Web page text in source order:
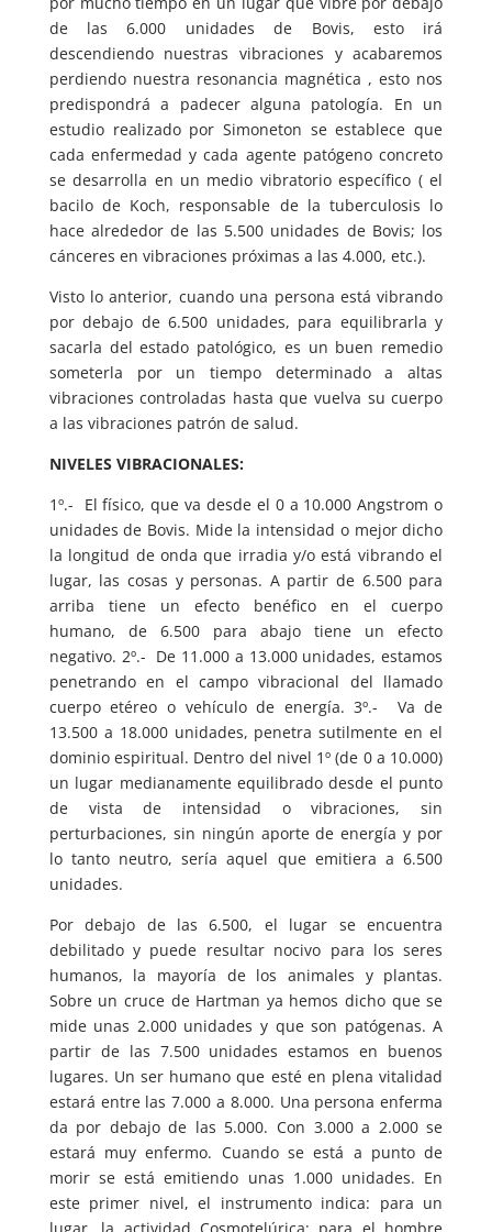
de las 6.000 unidades de Bovis, esto irá
descendiendo nuestras vibraciones y acabaremos
perdiendo nuestra resonancia magnética , esto nos
predispondrá a padecer alguna patología. En un
estudio realizado por Simoneton se establece que
cada enfermedad y cada agente patógeno concreto
se desarrolla en un medio vibratorio específico ( el
bacilo de Koch, responsable de la tuberculosis lo
hace alrededor de las 5.500 unidades de Bovis; los
cánceres en vibraciones próximas a las 4.000, etc.).
Visto lo anterior, cuando una persona está vibrando
por debajo de 6.500 unidades, para equilibrarla y
sacarla del estado patológico, es un buen remedio
someterla por un tiempo determinado a altas
vibraciones controladas hasta que vuelva su cuerpo
a las vibraciones patrón de salud.
NIVELES VIBRACIONALES:
1º.- El físico, que va desde el 0 a 10.000 Angstrom o
unidades de Bovis. Mide la intensidad o mejor dicho
la longitud de onda que irradia y/o está vibrando el
lugar, las cosas y personas. A partir de 6.500 para
arriba tiene un efecto benéfico en el cuerpo
humano, de 6.500 para abajo tiene un efecto
negativo. 2º.- De 11.000 a 13.000 unidades, estamos
penetrando en el campo vibracional del llamado
cuerpo etéreo o vehículo de energía. 3º.- Va de
13.500 a 18.000 unidades, penetra sutilmente en el
dominio espiritual. Dentro del nivel 1º (de 0 a 10.000)
un lugar medianamente equilibrado desde el punto
de vista de intensidad o vibraciones, sin
perturbaciones, sin ningún aporte de energía y por
lo tanto neutro, sería aquel que emitiera a 6.500
unidades.
Por debajo de las 6.500, el lugar se encuentra
debilitado y puede resultar nocivo para los seres
humanos, la mayoría de los animales y plantas.
Sobre un cruce de Hartman ya hemos dicho que se
mide unas 2.000 unidades y que son patógenas. A
partir de las 7.500 unidades estamos en buenos
lugares. Un ser humano que esté en plena vitalidad
estará entre las 7.000 a 8.000. Una persona enferma
da por debajo de las 5.000. Con 3.000 a 2.000 se
estará muy enfermo. Cuando se está a punto de
morir se está emitiendo unas 1.000 unidades. En
este primer nivel, el instrumento indica: para un